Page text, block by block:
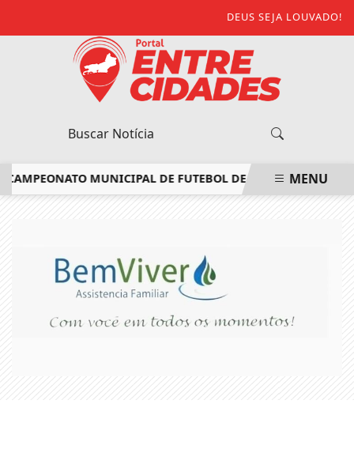
DEUS SEJA LOUVADO!
MUNICIPAL DE FUTEBOL DE ITALVA ESCOLA
MENU